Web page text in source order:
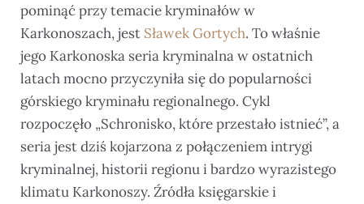
pominąć przy temacie kryminałów w
Karkonoszach, jest Sławek Gortych. To właśnie
jego Karkonoska seria kryminalna w ostatnich
latach mocno przyczyniła się do popularności
górskiego kryminału regionalnego. Cykl
rozpoczęło „Schronisko, które przestało istnieć”, a
seria jest dziś kojarzona z połączeniem intrygi
kryminalnej, historii regionu i bardzo wyrazistego
klimatu Karkonoszy. Źródła księgarskie i